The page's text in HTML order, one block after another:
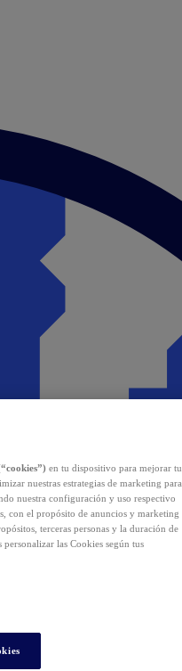
en tu dispositivo para mejorar tu
nuestras estrategias de marketing para
nuestra configuración y uso respectivo
con el propósito de anuncios y marketing
terceras personas y la duración de
personalizar las Cookies según tus